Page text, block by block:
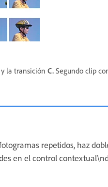
la transición C. Segundo clip
repetidos, haz
en el control